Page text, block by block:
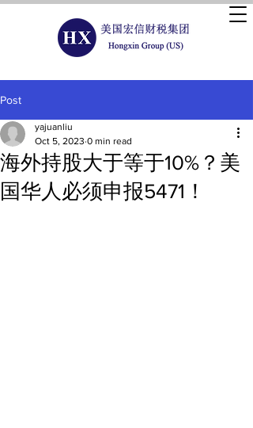
Post
海外持股大于等于10%？美
国华人必须申报5471！
yajuanliu
Oct 5, 2023 0 min read